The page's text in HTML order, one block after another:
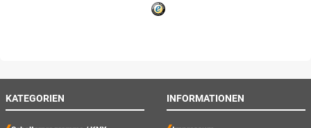
KATEGORIEN INFORMATIONEN